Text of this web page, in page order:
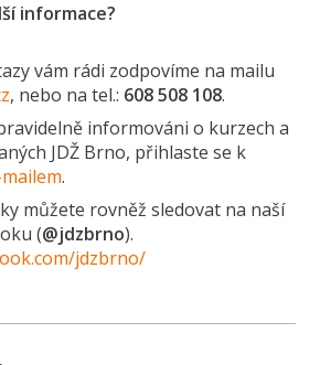
informace?
vám rádi zodpovíme na mailu
, nebo na tel.: 608 508 108.
informováni o kurzech a
JDŽ Brno, přihlaste se k
.
můžete rovněž sledovat na naší
(@jdzbrno).
jdzbrno/